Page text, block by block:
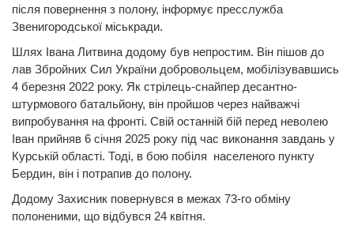
після повернення з полону, інформує пресслужба
Звенигородської міськради.
Шлях Івана Литвина додому був непростим. Він пішов до
лав Збройних Сил України добровольцем, мобілізувавшись
4 березня 2022 року. Як стрілець-снайпер десантно-
штурмового батальйону, він пройшов через найважчі
випробування на фронті. Свій останній бій перед неволею
Іван прийняв 6 січня 2025 року під час виконання завдань у
Курській області. Тоді, в бою побіля населеного пункту
Бердин, він і потрапив до полону.
Додому Захисник повернувся в межах 73-го обміну
полоненими, що відбувся 24 квітня.